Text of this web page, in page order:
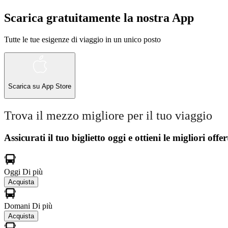
Scarica gratuitamente la nostra App
Tutte le tue esigenze di viaggio in un unico posto
Scarica su App Store
Trova il mezzo migliore per il tuo viaggio
Assicurati il ​​tuo biglietto oggi e ottieni le migliori
Oggi Di più
Acquista
Domani Di più
Acquista